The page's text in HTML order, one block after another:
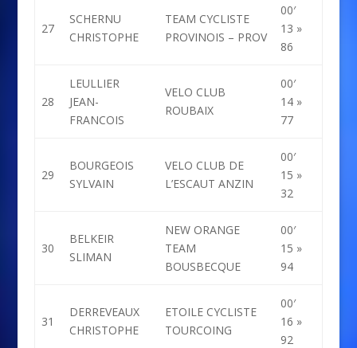
27
SCHERNU
CHRISTOPHE
TEAM CYCLISTE
PROVINOIS – PROV
00′
13 »
86
28
LEULLIER
JEAN-
FRANCOIS
VELO CLUB
ROUBAIX
00′
14 »
77
29
BOURGEOIS
SYLVAIN
VELO CLUB DE
L’ESCAUT ANZIN
00′
15 »
32
30
BELKEIR
SLIMAN
NEW ORANGE
TEAM
BOUSBECQUE
00′
15 »
94
31
DERREVEAUX
CHRISTOPHE
ETOILE CYCLISTE
TOURCOING
00′
16 »
92